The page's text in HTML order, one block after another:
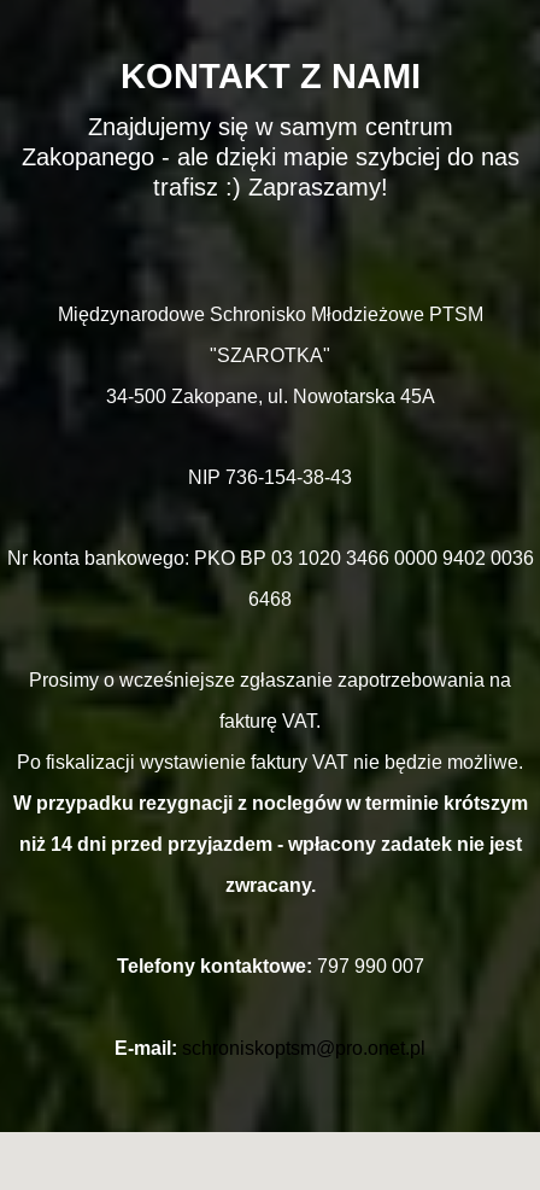
KONTAKT Z NAMI
Znajdujemy się w samym centrum
Zakopanego - ale dzięki mapie szybciej do nas
trafisz :) Zapraszamy!
Międzynarodowe Schronisko Młodzieżowe PTSM
"SZAROTKA"
34-500 Zakopane, ul. Nowotarska 45A
NIP 736-154-38-43
Nr konta bankowego: PKO BP 03 1020 3466 0000 9402 0036
6468
Prosimy o wcześniejsze zgłaszanie zapotrzebowania na
fakturę VAT.
Po fiskalizacji wystawienie faktury VAT nie będzie możliwe.
W przypadku rezygnacji z noclegów w terminie krótszym
niż 14 dni przed przyjazdem - wpłacony zadatek nie jest
zwracany.
Telefony kontaktowe: 797 990 007
E-mail: schroniskoptsm@pro.onet.pl